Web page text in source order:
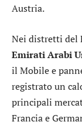
Austria.
Nei distretti del
Emirati Arabi
il Mobile e
registrato un
principali
Francia e